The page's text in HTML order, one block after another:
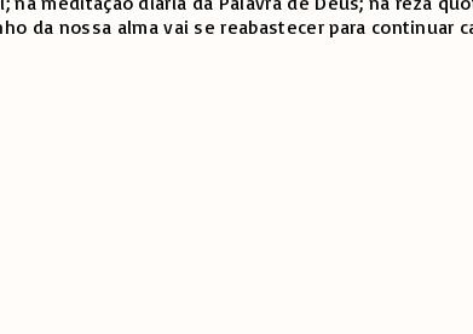
da nossa alma vai se reabastecer para continuar